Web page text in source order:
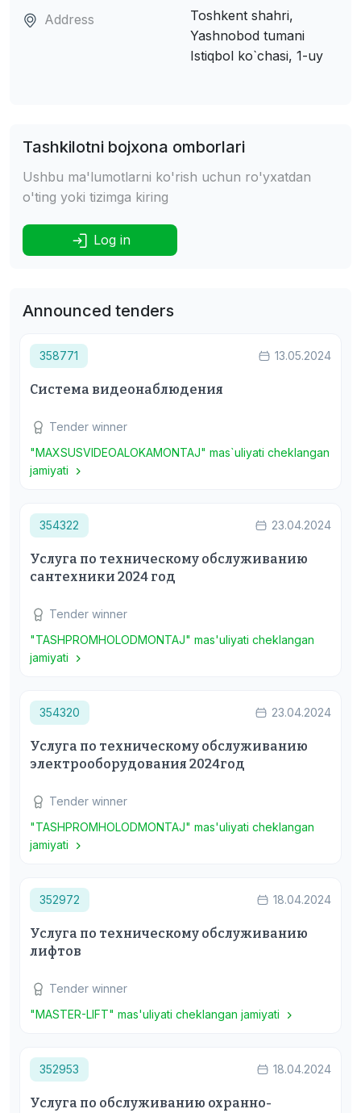
Address
Toshkent shahri,
Yashnobod tumani
Istiqbol ko`chasi, 1-uy
Tashkilotni bojxona omborlari
Ushbu ma'lumotlarni ko'rish uchun ro'yxatdan
o'ting yoki tizimga kiring
Log in
Announced tenders
358771 13.05.2024
Система видеонаблюдения
Tender winner
"MAXSUSVIDEOALOKAMONTAJ" mas`uliyati cheklangan
jamiyati
354322 23.04.2024
Услуга по техническому обслуживанию
сантехники 2024 год
Tender winner
"TASHPROMHOLODMONTAJ" mas'uliyati cheklangan
jamiyati
354320 23.04.2024
Услуга по техническому обслуживанию
электрооборудования 2024год
Tender winner
"TASHPROMHOLODMONTAJ" mas'uliyati cheklangan
jamiyati
352972 18.04.2024
Услуга по техническому обслуживанию
лифтов
Tender winner
"MASTER-LIFT" mas'uliyati cheklangan jamiyati
352953 18.04.2024
Услуга по обслуживанию охранно-